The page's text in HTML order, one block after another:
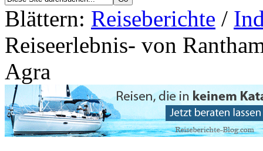
Blättern: Reiseberichte /
Reiseerlebnis- von
Agra